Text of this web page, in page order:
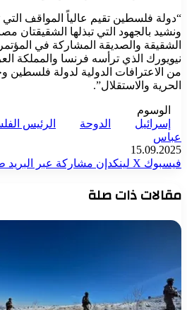
“دولة فلسطين تقيم عالياً المواقف
ونشيد بالجهود التي تبذلها الشقيقتان
الشقيقة والصديقة المشاركة في
نيويورك الذي ترأسه فرنسا والمملكة
من الاعترافات الدولية لدولة فلسطين
الحرية والاستقلال”.
الوسوم
إسرائيل
الدوحة الرئيس
عباس
15.09.2025
فيسبوك ‫X لينكدإن مشاركة عبر البريد
مقالات ذات صلة